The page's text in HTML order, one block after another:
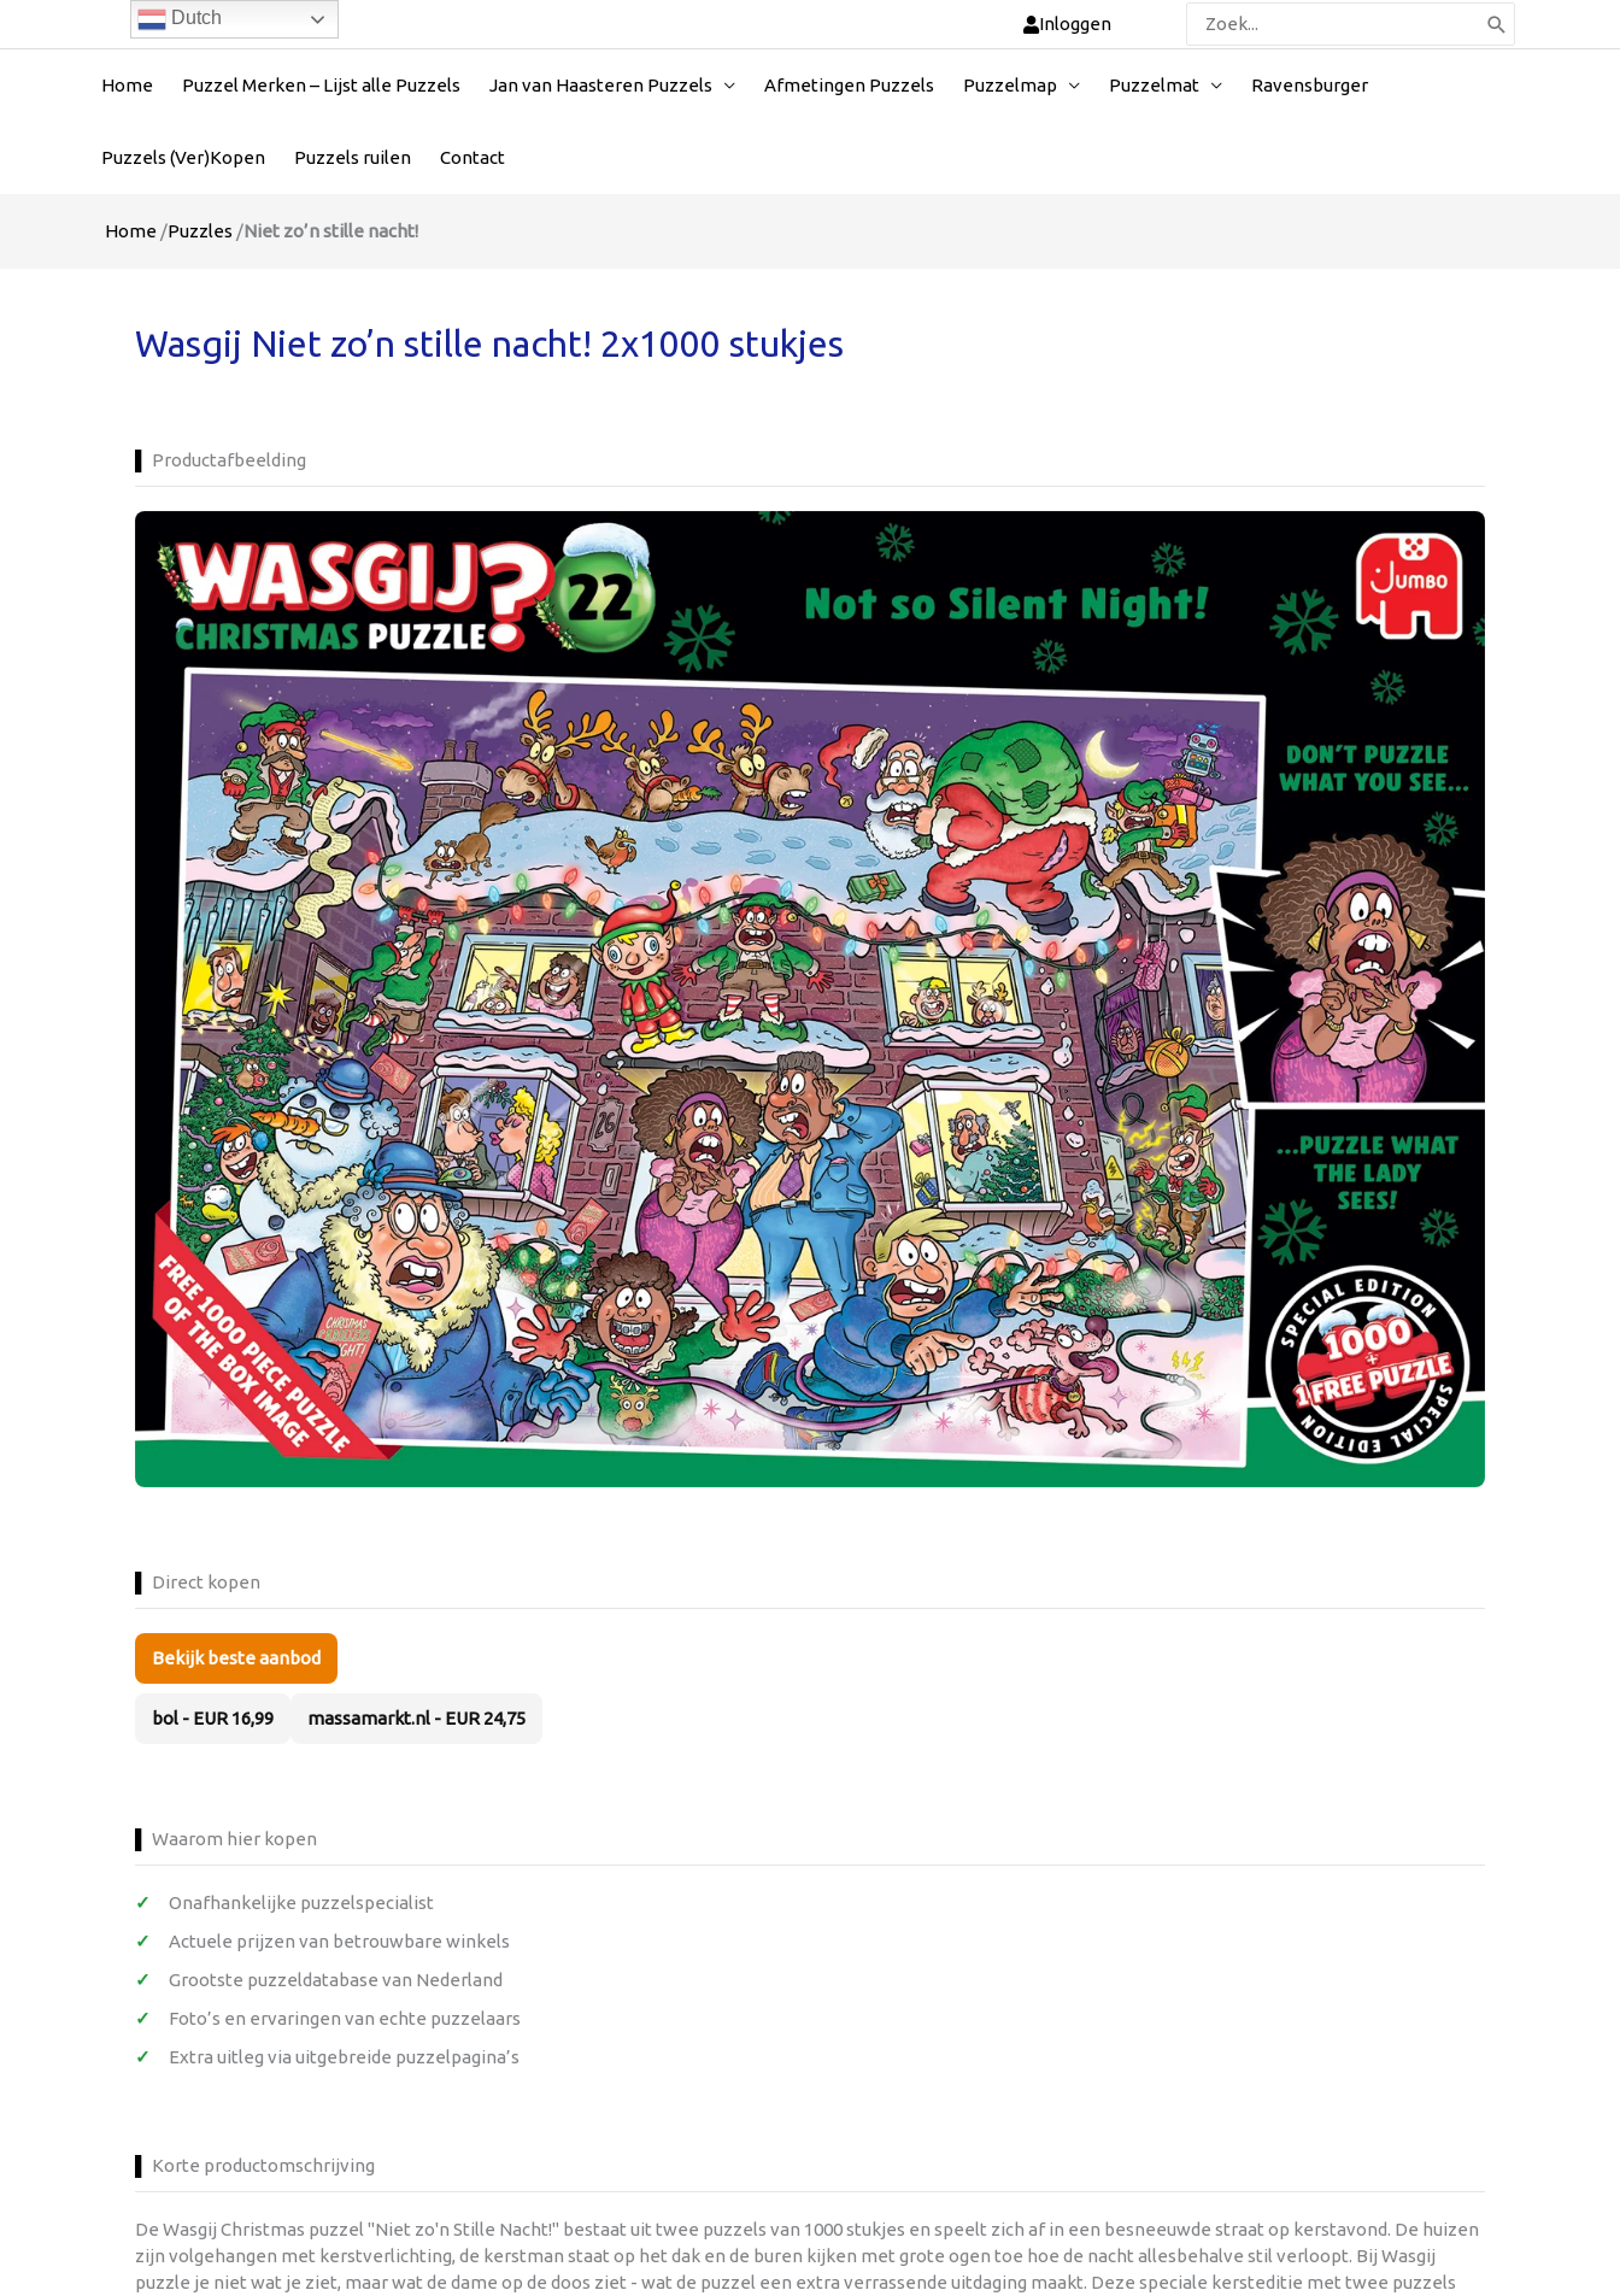
Inloggen
Zoeken
naar:
Home Puzzel Merken – Lijst alle Puzzels Jan van Haasteren Puzzels Afmetingen Puzzels Puzzelmap Puzzelmat Ravensburger
Puzzels (Ver)Kopen Puzzels ruilen Contact
Home /Puzzles /Niet zo’n stille nacht!
Wasgij Niet zo’n stille nacht! 2x1000 stukjes
Productafbeelding
Direct kopen
Bekijk beste aanbod
bol - EUR 16,99 massamarkt.nl - EUR 24,75
Waarom hier kopen
Onafhankelijke puzzelspecialist
Actuele prijzen van betrouwbare winkels
Grootste puzzeldatabase van Nederland
Foto’s en ervaringen van echte puzzelaars
Extra uitleg via uitgebreide puzzelpagina’s
Korte productomschrijving
De Wasgij Christmas puzzel "Niet zo'n Stille Nacht!" bestaat uit twee puzzels van 1000 stukjes en speelt zich af in een besneeuwde straat op kerstavond. De huizen
zijn volgehangen met kerstverlichting, de kerstman staat op het dak en de buren kijken met grote ogen toe hoe de nacht allesbehalve stil verloopt. Bij Wasgij
puzzle je niet wat je ziet, maar wat de dame op de doos ziet - wat de puzzel een extra verrassende uitdaging maakt. Deze speciale kersteditie met twee puzzels
Dutch